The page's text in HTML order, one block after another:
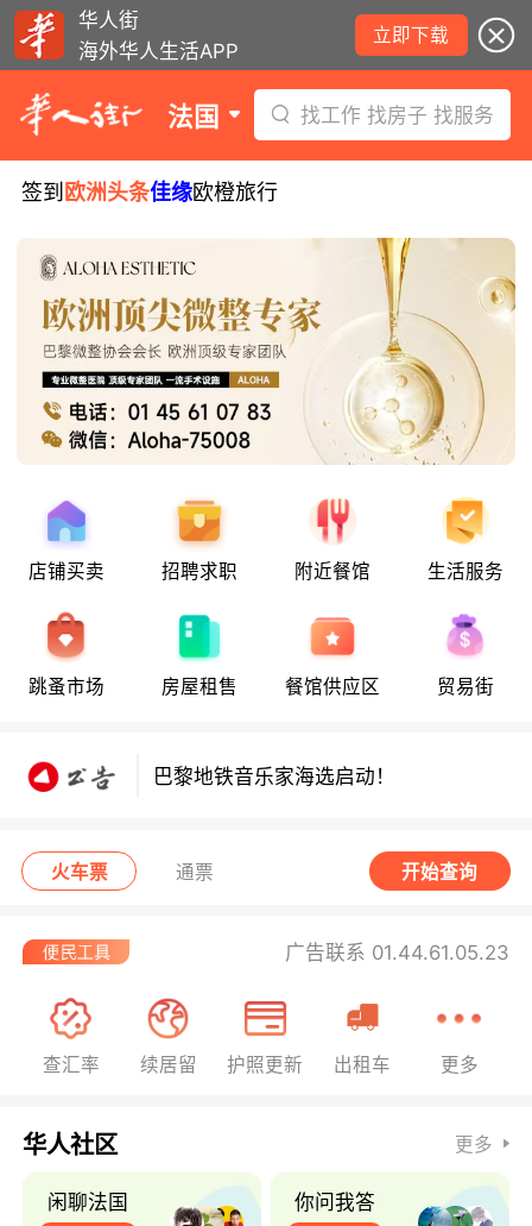
华人街
海外华人生活APP
立即下载
法国 找工作 找房子 找服务
签到 欧洲头条佳缘欧橙旅行
店铺买卖 招聘求职 附近餐馆 生活服务
跳蚤市场 房屋租售 餐馆供应区 贸易街
8月5日要闻：易捷航空八月罢工预警！
数字度假支票使用受限！警惕网络募捐
巴黎地铁音乐家海选启动！
数字度假支票使用受限！警惕网络募捐
火车票 通票 开始查询
广告联系 01.44.61.05.23
查汇率 续居留 护照更新 出租车 更多
华人社区 更多
闲聊法国 你问我答